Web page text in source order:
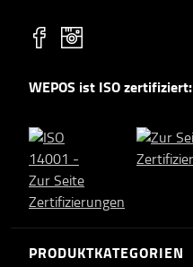
WEPOS ist ISO zertifiziert:
PRODUKTKATEGORIEN